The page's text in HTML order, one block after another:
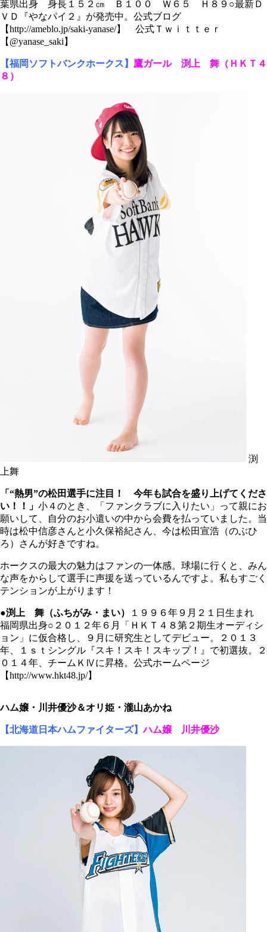
葉県出身 身長１５２㎝ Ｂ１００ Ｗ６５ Ｈ８９○最新Ｄ
ＶＤ『やなパイ２』が発売中。公式ブログ
【http://ameblo.jp/saki-yanase/】 公式Ｔｗｉｔｔｅｒ
【@yanase_saki】
【福岡ソフトバンクホークス】 鷹ガール 渕上 舞（ＨＫＴ４
８）
渕
上舞
「“熱男”の松田選手に注目！ 今年も試合を盛り上げてくださ
い！！」 小４のとき、「ファンクラブに入りたい」って親にお
願いして、自分のお小遣いの中から会費を払っていました。当
時は松中信彦さんと小久保裕紀さん、今は松田宣浩（のぶひ
ろ）さんが好きですね。
ホークスの最大の魅力はファンの一体感。球場に行くと、みん
な声をからして選手に声援を送っているんですよ。私もすごく
テンションが上がります！
●渕上 舞（ふちがみ・まい）
１９９６年９月２１日生まれ
福岡県出身○２０１２年６月「ＨＫＴ４８第２期生オーディシ
ョン」に仮合格し、９月に研究生としてデビュー。２０１３
年、１ｓｔシングル『スキ！スキ！スキップ！』で初選抜。２
０１４年、チームＫⅣに昇格。公式ホームページ
【http://www.hkt48.jp/】
ハム嬢・川井優沙＆オリ姫・瀧山あかね
【北海道日本ハムファイターズ】ハム嬢 川井優沙